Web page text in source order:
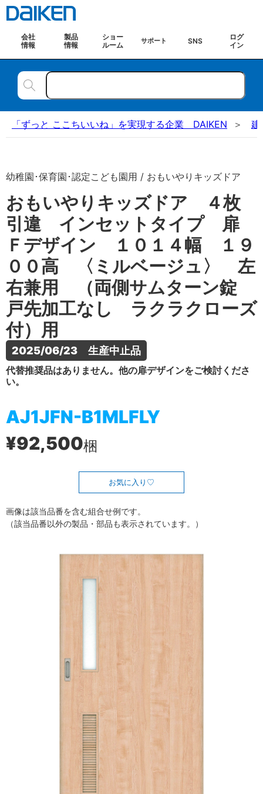
会社
情報
製品
情報
ショー
ルーム
サポート SNS
ログ
イン
「ずっと ここちいいね」を実現する企業 DAIKEN 建
幼稚園･保育園･認定こども園用 / おもいやりキッズドア
おもいやりキッズドア ４枚
引違 インセットタイプ 扉
Ｆデザイン １０１４幅 １９
００高 〈ミルベージュ〉 左
右兼用 （両側サムターン錠
戸先加工なし ラクラクローズ
付）用
2025/06/23　生産中止品
代替推奨品はありません。他の扉デザインをご検討くださ
い。
AJ1JFN-B1MLFLY
¥92,500梱
お気に入り
画像は該当品番を含む組合せ例です。
（該当品番以外の製品・部品も表示されています。）